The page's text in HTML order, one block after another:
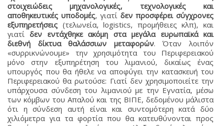
στοιχειώδεις μηχανολογικές, τεχνολογικές και
αποθηκευτικές υποδομές, γιατί δεν προσφέρει σύγχρονες
εξυπηρετήσεις (τελωνεία, logistics, προμήθειες κλπ), και
γιατίδεν εντάχθηκε ακόμη στα μεγάλα ευρωπαϊκά και
διεθνή δίκτυα θαλάσσιων μεταφορών. Όταν λοιπόν
«συρρικνώνουμε» την χρησιμότητα του Περιφερειακού
μόνο στην εξυπηρέτηση του λιμανιού, δικαίως ένας
υπουργός που θα ήθελε να αποφύγει την κατασκευή του
Περιφερειακού θα ρωτούσε: Γιατί δεν χρησιμοποιείτε την
υπάρχουσα σύνδεση του λιμανιού με την Εγνατία, μέσω
των κόμβων του Απαλού και της ΒIΠΕ, δεδομένου μάλιστα
ότι η σύνδεση αυτή είναι και συντομότερη κατά δύο
χιλιόμετρα για τα φορτία που θα κατευθύνονται προς